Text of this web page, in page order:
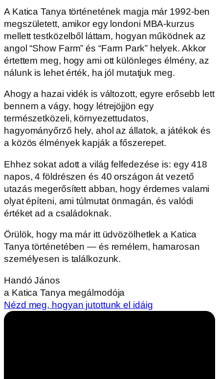
A Katica Tanya történetének magja már 1992-ben
megszületett, amikor egy londoni MBA-kurzus
mellett testközelből láttam, hogyan működnek az
angol “Show Farm” és “Farm Park” helyek. Akkor
értettem meg, hogy ami ott különleges élmény, az
nálunk is lehet érték, ha jól mutatjuk meg.
Ahogy a hazai vidék is változott, egyre erősebb lett
bennem a vágy, hogy létrejöjjön egy
természetközeli, környezettudatos,
hagyományőrző hely, ahol az állatok, a játékok és
a közös élmények kapják a főszerepet.
Ehhez sokat adott a világ felfedezése is: egy 418
napos, 4 földrészen és 40 országon át vezető
utazás megerősített abban, hogy érdemes valami
olyat építeni, ami túlmutat önmagán, és valódi
értéket ad a családoknak.
Örülök, hogy ma már itt üdvözölhetlek a Katica
Tanya történetében — és remélem, hamarosan
személyesen is találkozunk.
Handó János
a Katica Tanya megálmodója
Nézd meg, hogyan jutottunk el idáig